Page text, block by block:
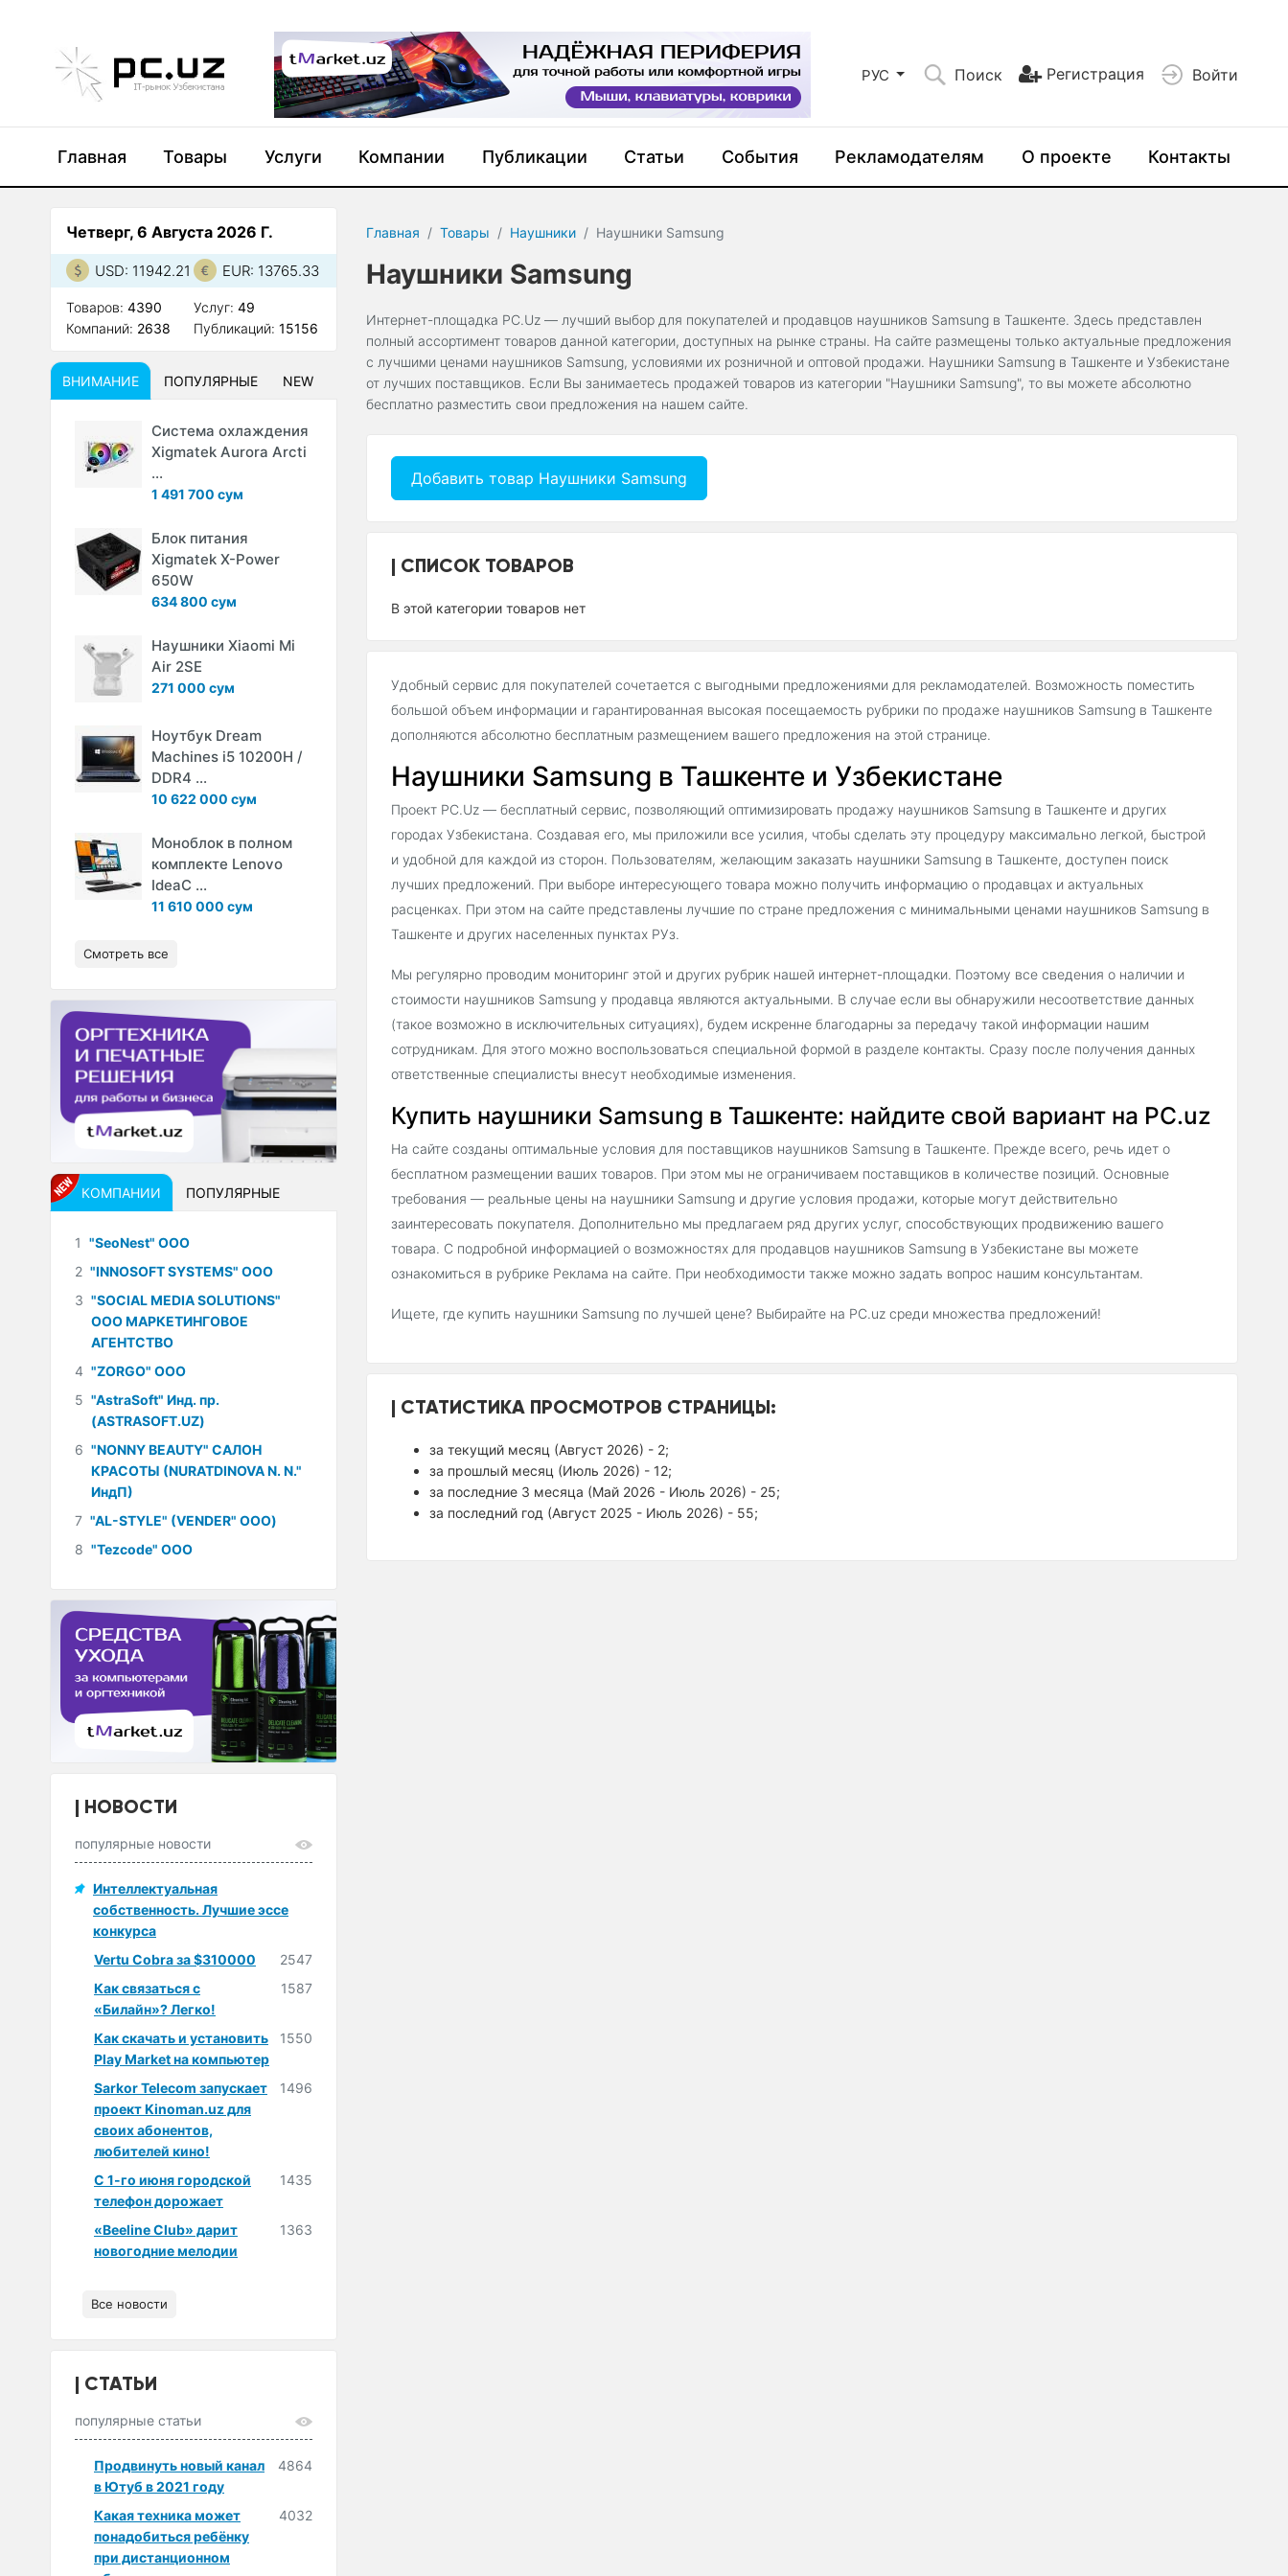
РУС Поиск Регистрация Войти
Главная Товары Услуги Компании Публикации Статьи События Рекламодателям О проекте Контакты
Главная Товары Наушники Наушники Samsung
Наушники Samsung
Интернет-площадка PC.Uz — лучший выбор для покупателей и продавцов наушников Samsung в Ташкенте. Здесь представлен
полный ассортимент товаров данной категории, доступных на рынке страны. На сайте размещены только актуальные предложения
с лучшими ценами наушников Samsung, условиями их розничной и оптовой продажи. Наушники Samsung в Ташкенте и Узбекистане
от лучших поставщиков. Если Вы занимаетесь продажей товаров из категории "Наушники Samsung", то вы можете абсолютно
бесплатно разместить свои предложения на нашем сайте.
Добавить товар Наушники Samsung
СПИСОК ТОВАРОВ
В этой категории товаров нет
Удобный сервис для покупателей сочетается с выгодными предложениями для рекламодателей. Возможность поместить
большой объем информации и гарантированная высокая посещаемость рубрики по продаже наушников Samsung в Ташкенте
дополняются абсолютно бесплатным размещением вашего предложения на этой странице.
Наушники Samsung в Ташкенте и Узбекистане
Проект PC.Uz — бесплатный сервис, позволяющий оптимизировать продажу наушников Samsung в Ташкенте и других
городах Узбекистана. Создавая его, мы приложили все усилия, чтобы сделать эту процедуру максимально легкой, быстрой
и удобной для каждой из сторон. Пользователям, желающим заказать наушники Samsung в Ташкенте, доступен поиск
лучших предложений. При выборе интересующего товара можно получить информацию о продавцах и актуальных
расценках. При этом на сайте представлены лучшие по стране предложения с минимальными ценами наушников Samsung в
Ташкенте и других населенных пунктах РУз.
Мы регулярно проводим мониторинг этой и других рубрик нашей интернет-площадки. Поэтому все сведения о наличии и
стоимости наушников Samsung у продавца являются актуальными. В случае если вы обнаружили несоответствие данных
(такое возможно в исключительных ситуациях), будем искренне благодарны за передачу такой информации нашим
сотрудникам. Для этого можно воспользоваться специальной формой в разделе контакты. Сразу после получения данных
ответственные специалисты внесут необходимые изменения.
Купить наушники Samsung в Ташкенте: найдите свой вариант на PC.uz
На сайте созданы оптимальные условия для поставщиков наушников Samsung в Ташкенте. Прежде всего, речь идет о
бесплатном размещении ваших товаров. При этом мы не ограничиваем поставщиков в количестве позиций. Основные
требования — реальные цены на наушники Samsung и другие условия продажи, которые могут действительно
заинтересовать покупателя. Дополнительно мы предлагаем ряд других услуг, способствующих продвижению вашего
товара. С подробной информацией о возможностях для продавцов наушников Samsung в Узбекистане вы можете
ознакомиться в рубрике Реклама на сайте. При необходимости также можно задать вопрос нашим консультантам.
Ищете, где купить наушники Samsung по лучшей цене? Выбирайте на PC.uz среди множества предложений!
СТАТИСТИКА ПРОСМОТРОВ СТРАНИЦЫ:
за текущий месяц (Август 2026) - 2;
за прошлый месяц (Июль 2026) - 12;
за последние 3 месяца (Май 2026 - Июль 2026) - 25;
за последний год (Август 2025 - Июль 2026) - 55;
Четверг, 6 Августа 2026 Г.
USD: 11942.21 EUR: 13765.33
Товаров: 4390
Компаний: 2638
Услуг:49
Публикаций:15156
ВНИМАНИЕ ПОПУЛЯРНЫЕ NEW
Система охлаждения
Xigmatek Aurora Arcti
...
1 491 700 сум
Блок питания
Xigmatek X-Power
650W
634 800 сум
Наушники Xiaomi Mi
Air 2SE
271 000 сум
Ноутбук Dream
Machines i5 10200H /
DDR4 ...
10 622 000 сум
Моноблок в полном
комплекте Lenovo
IdeaC ...
11 610 000 сум
Смотреть все
КОМПАНИИ ПОПУЛЯРНЫЕ
1 "SeoNest" ООО
2 "INNOSOFT SYSTEMS" ООО
3 "SOCIAL MEDIA SOLUTIONS"
ООО МАРКЕТИНГОВОЕ
АГЕНТСТВО
4 "ZORGO" ООО
5 "AstraSoft" Инд. пр.
(ASTRASOFT.UZ)
6 "NONNY BEAUTY" САЛОН
КРАСОТЫ (NURATDINOVA N. N."
ИндП)
7 "AL-STYLE" (VENDER" ООО)
8 "Tezcode" ООО
НОВОСТИ
популярные новости
Интеллектуальная
собственность. Лучшие эссе
конкурса
Vertu Cobra за $310000
2547
Как связаться с
«Билайн»? Легко!
1587
Как скачать и установить
Play Market на компьютер
1550
Sarkor Telecom запускает
проект Kinoman.uz для
своих абонентов,
любителей кино!
1496
С 1-го июня городской
телефон дорожает
1435
«Beeline Club» дарит
новогодние мелодии
1363
Все новости
СТАТЬИ
популярные статьи
Продвинуть новый канал
в Ютуб в 2021 году
4864
Какая техника может
понадобиться ребёнку
при дистанционном
4032